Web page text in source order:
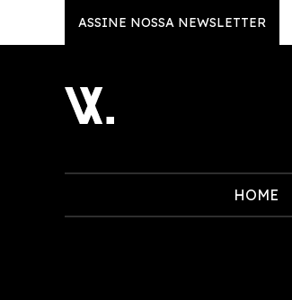
ASSINE NOSSA NEWSLETTER
HOME